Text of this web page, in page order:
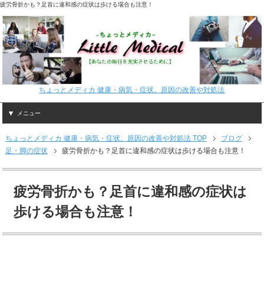
疲労骨折かも？足首に違和感の症状は歩ける場合も注意！
ちょっとメディカ 健康・病気・症状。原因の改善や対処法
メニュー
ちょっとメディカ 健康・病気・症状。原因の改善や対処法 TOP
ブログ
足・脚の症状
疲労骨折かも？足首に違和感の症状は歩ける場合も注意！
疲労骨折かも？足首に違和感の症状は
歩ける場合も注意！